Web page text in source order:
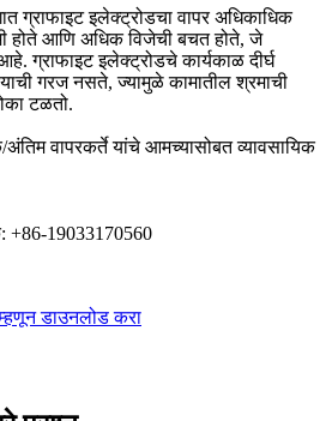
ग्राफाइट इलेक्ट्रोडचा वापर अधिकाधिक
होते आणि अधिक विजेची बचत होते, जे
ग्राफाइट इलेक्ट्रोडचे कार्यकाळ दीर्घ
गरज नसते, ज्यामुळे कामातील श्रमाची
टळतो.
अंतिम वापरकर्ते यांचे आमच्यासोबत व्यावसायिक
+86-19033170560
डाउनलोड करा